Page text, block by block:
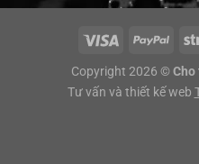
Copyright 2026 © Cho
Tư vấn và thiết kế web